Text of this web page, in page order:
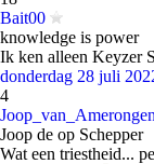
Bait00
knowledge is power
Ik ken alleen Keyzer
donderdag 28 juli
4
Joop_van_Amerongen
Joop de op Schepper
Wat een triestheid...